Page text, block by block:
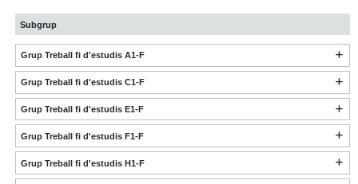
Subgrup
Grup Treball fi d'estudis A1-F
Grup Treball fi d'estudis C1-F
Grup Treball fi d'estudis E1-F
Grup Treball fi d'estudis F1-F
Grup Treball fi d'estudis H1-F